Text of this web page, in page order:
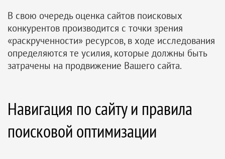
В свою очередь оценка сайтов поисковых
конкурентов производится с точки зрения
«раскрученности» ресурсов, в ходе исследования
определяются те усилия, которые должны быть
затрачены на продвижение Вашего сайта.
Навигация по сайту и правила
поисковой оптимизации